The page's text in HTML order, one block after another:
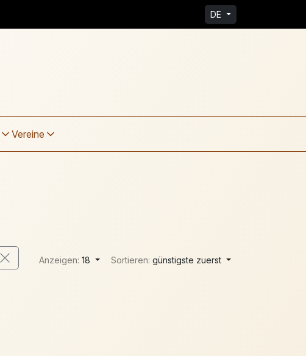
DE
Vereine
Anzeigen:18 Sortieren:günstigste zuerst